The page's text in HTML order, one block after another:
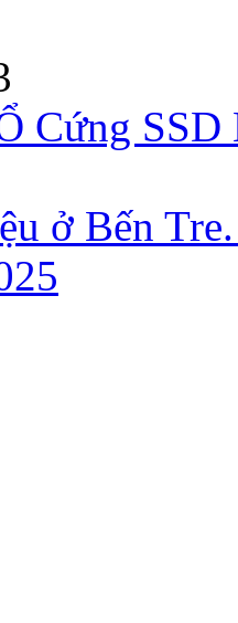
Cứng
ở Bến